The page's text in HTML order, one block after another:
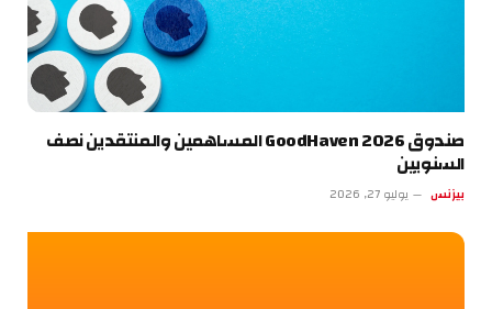
صندوق GoodHaven 2026 المساهمين والمنتقدين نصف
السنويين
بيزنس يوليو 27, 2026